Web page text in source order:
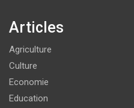
Articles
Agriculture
Culture
Economie
Education